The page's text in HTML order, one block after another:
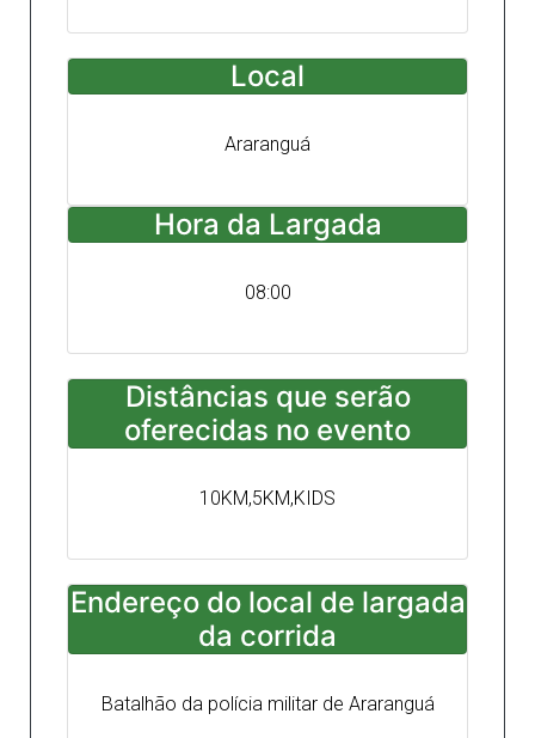
Local
Araranguá
Hora da Largada
08:00
Distâncias que serão
oferecidas no evento
10KM,5KM,KIDS
Endereço do local de largada
da corrida
Batalhão da polícia militar de Araranguá